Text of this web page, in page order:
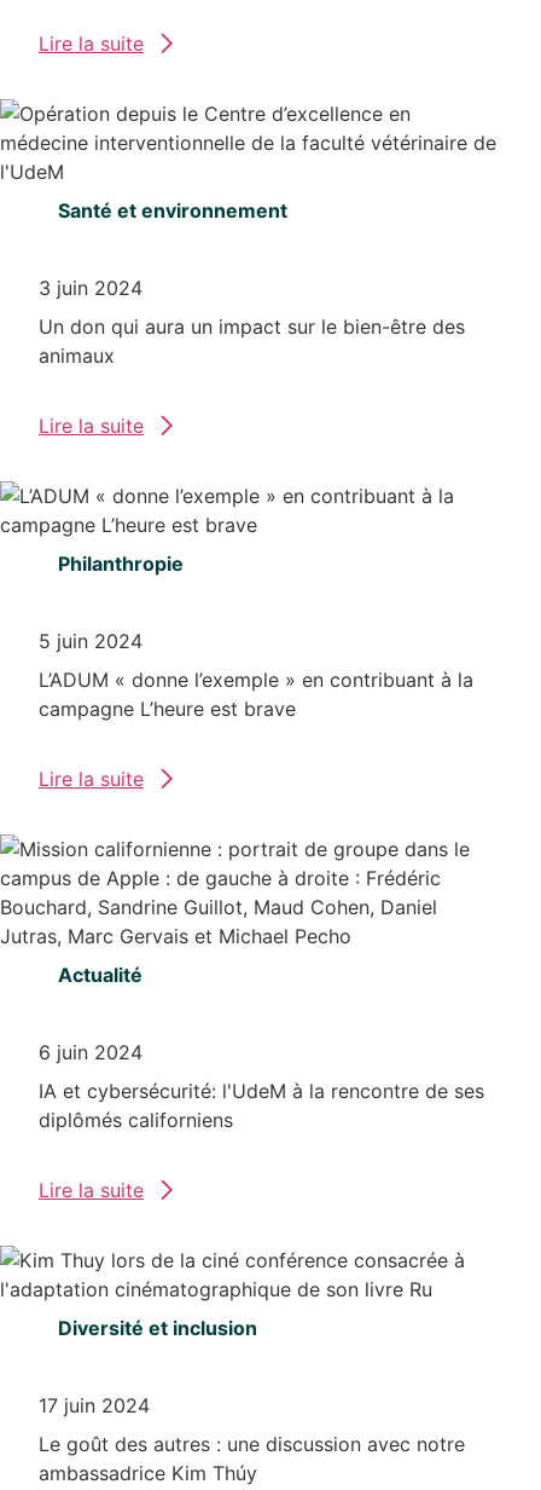
Lire la suite
Santé et environnement
3 juin 2024
Un don qui aura un impact sur le bien-être des
animaux
Lire la suite
Philanthropie
5 juin 2024
L’ADUM « donne l’exemple » en contribuant à la
campagne L’heure est brave
Lire la suite
Actualité
6 juin 2024
IA et cybersécurité: l'UdeM à la rencontre de ses
diplômés californiens
Lire la suite
Diversité et inclusion
17 juin 2024
Le goût des autres : une discussion avec notre
ambassadrice Kim Thúy